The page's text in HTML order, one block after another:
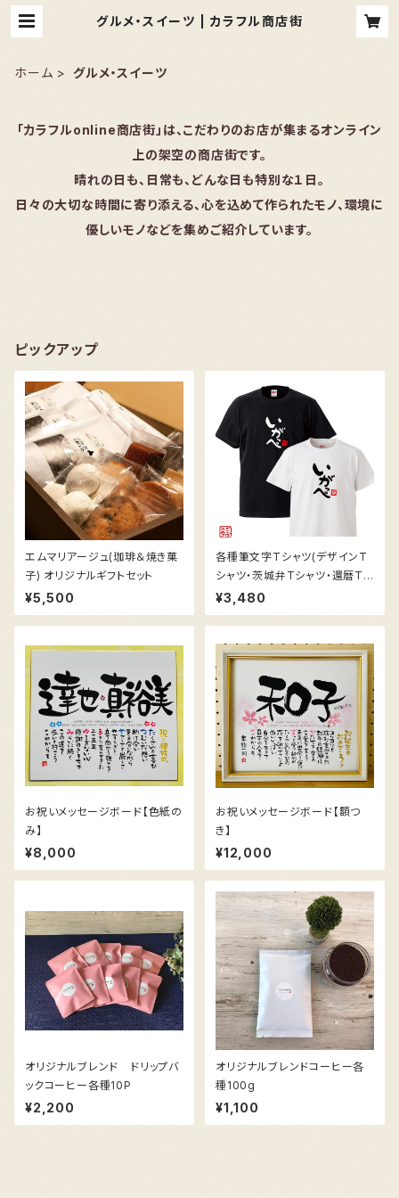
グルメ・スイーツ | カラフル商店街
ホーム グルメ・スイーツ
「カラフルonline商店街」は、こだわりのお店が集まるオンライン
上の架空の商店街です。
晴れの日も、日常も、どんな日も特別な１日。
日々の大切な時間に寄り添える、心を込めて作られたモノ、環境に
優しいモノなどを集めご紹介しています。
ピックアップ
エムマリアージュ(珈琲＆焼き菓
子) オリジナルギフトセット
¥5,500
各種筆文字Tシャツ(デザインT
シャツ・茨城弁Tシャツ・還暦Tシ
ャツ)
¥3,480
お祝いメッセージボード【色紙の
み】
¥8,000
お祝いメッセージボード【額つ
き】
¥12,000
オリジナルブレンド ドリップバ
ックコーヒー各種10P
¥2,200
オリジナルブレンドコーヒー各
種100g
¥1,100